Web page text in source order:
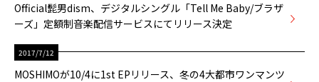
デモテープ
プライバシーポリシー
Official髭男dism、デジタルシングル「Tell Me Baby/ブラザ
ーズ」定額制音楽配信サービスにてリリース決定
2017/7/12
MOSHIMOが10/4に1st EPリリース、冬の4大都市ワンマンツ